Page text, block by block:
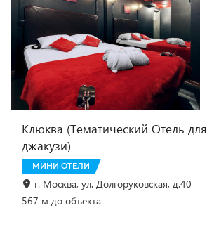
Клюква (Тематический Отель
джакузи)
МИНИ ОТЕЛИ
г. Москва, ул. Долгоруковская, д.40
567 м до объекта